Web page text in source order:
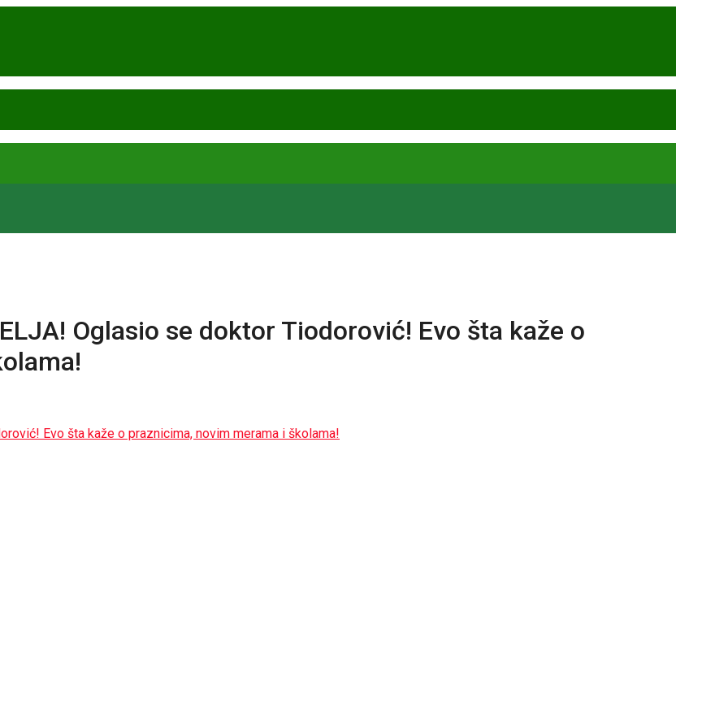
Oglasio se doktor Tiodorović! Evo šta kaže o